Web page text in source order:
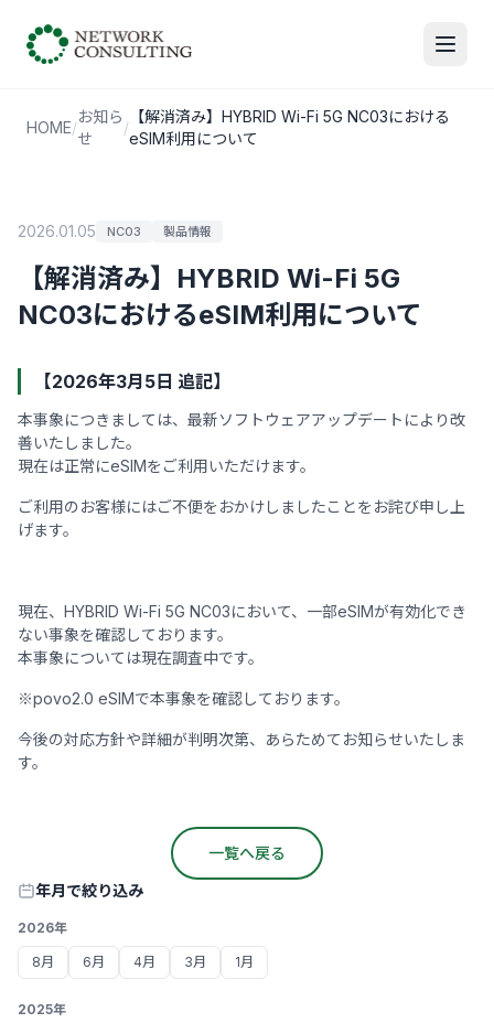
HOME/
お知ら
せ
/
【解消済み】HYBRID Wi-Fi 5G NC03における
eSIM利用について
2026.01.05 NC03 製品情報
【解消済み】HYBRID Wi-Fi 5G
NC03におけるeSIM利用について
【2026年3月5日 追記】
本事象につきましては、最新ソフトウェアアップデートにより改
善いたしました。
現在は正常にeSIMをご利用いただけます。
ご利用のお客様にはご不便をおかけしましたことをお詫び申し上
げます。
現在、HYBRID Wi-Fi 5G NC03において、一部eSIMが有効化でき
ない事象を確認しております。
本事象については現在調査中です。
※povo2.0 eSIMで本事象を確認しております。
今後の対応方針や詳細が判明次第、あらためてお知らせいたしま
す。
一覧へ戻る
年月で絞り込み
2026年
8月 6月 4月 3月 1月
2025年